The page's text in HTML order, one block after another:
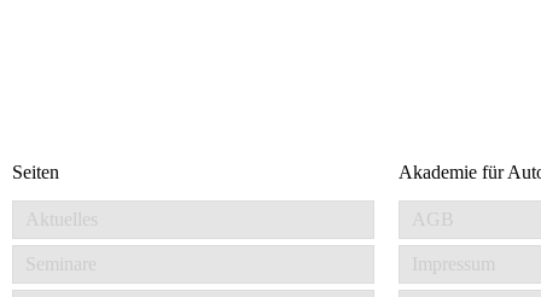
Seiten
Aktuelles
Seminare
Akademie für
AGB
Impressum